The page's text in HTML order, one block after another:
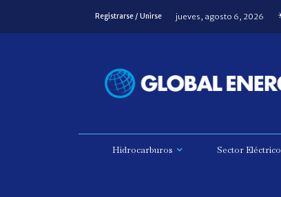
Registrarse / Unirse jueves, agosto 6, 2026
Hidrocarburos Sector Eléctrico